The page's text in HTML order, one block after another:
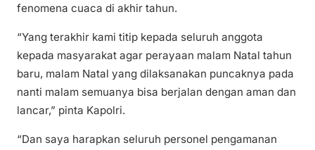
fenomena cuaca di akhir tahun.
“Yang terakhir kami titip kepada seluruh anggota
kepada masyarakat agar perayaan malam Natal tahun
baru, malam Natal yang dilaksanakan puncaknya pada
nanti malam semuanya bisa berjalan dengan aman dan
lancar,” pinta Kapolri.
“Dan saya harapkan seluruh personel pengamanan